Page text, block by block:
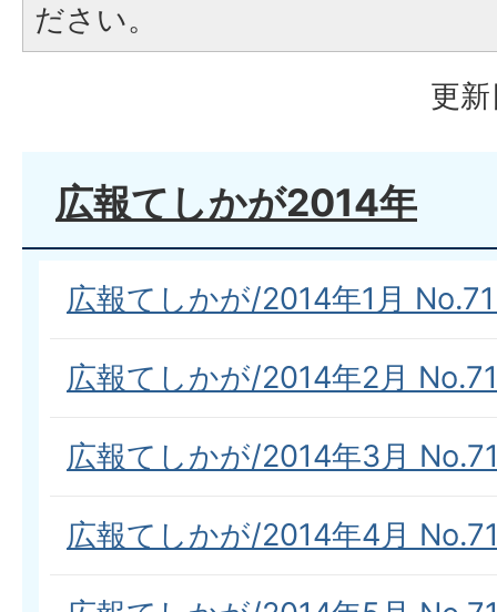
ださい。
更
広報てしかが2014年
広報てしかが/2014年1月
広報てしかが/2014年2月
広報てしかが/2014年3月
広報てしかが/2014年4月